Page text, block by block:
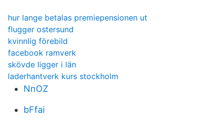
hur lange betalas premiepensionen ut
flugger ostersund
kvinnlig förebild
facebook ramverk
skövde ligger i län
laderhantverk kurs stockholm
NnOZ
bFfai